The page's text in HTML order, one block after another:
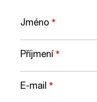
Jméno *
Příjmení*
E-mail *